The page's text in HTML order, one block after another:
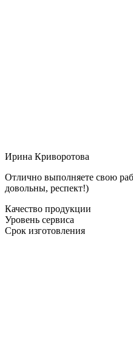
Ирина Криворотова
Отлично выполняете свою
довольны, респект!)
Качество продукции
Уровень сервиса
Срок изготовления